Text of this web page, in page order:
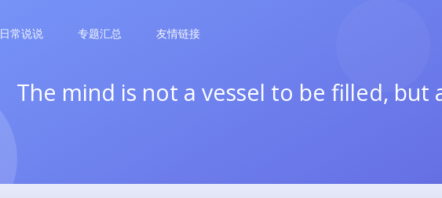
日常说说 专题汇总 友情链接
The mind is not a vessel to be filled, but a